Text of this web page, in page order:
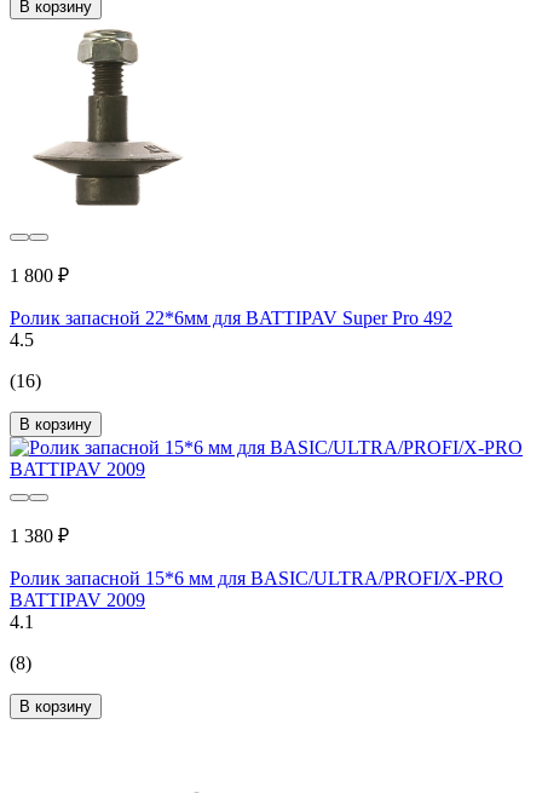
В корзину
1 800 ₽
Ролик запасной 22*6мм для BATTIPAV Super Pro 492
4.5
(16)
В корзину
1 380 ₽
Ролик запасной 15*6 мм для BASIC/ULTRA/PROFI/X-PRO
BATTIPAV 2009
4.1
(8)
В корзину